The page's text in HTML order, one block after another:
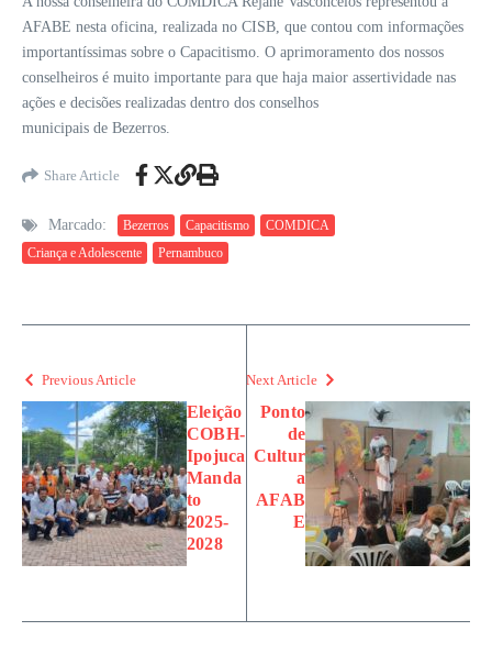
AFABE nesta oficina, realizada no CISB, que contou com informações
importantíssimas sobre o Capacitismo. O aprimoramento dos nossos
conselheiros é muito importante para que haja maior assertividade nas
ações e decisões realizadas dentro dos conselhos
municipais de Bezerros.
Share Article
Marcado: Bezerros Capacitismo
COMDICA
Criança e Adolescente
Pernambuco
Previous Article
Eleição
COBH-
Ipojuca
Manda
to
2025-
2028
Next Article
Ponto
de
Cultur
a
AFAB
E